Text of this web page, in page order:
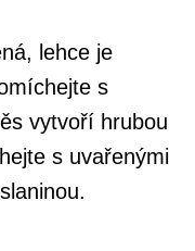
lehce je
s
vytvoří hrubou
s uvařenými